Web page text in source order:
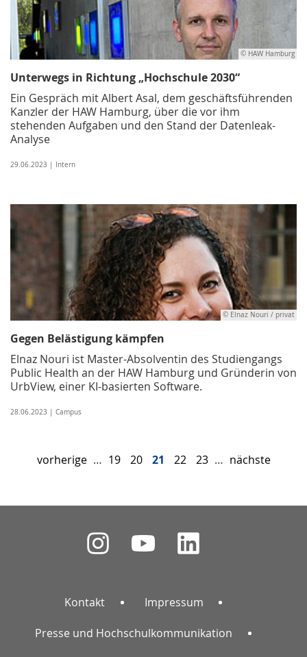
© HAW Hamburg
Unterwegs in Richtung „Hochschule 2030“
Ein Gespräch mit Albert Asal, dem geschäftsführenden
Kanzler der HAW Hamburg, über die vor ihm
stehenden Aufgaben und den Stand der Datenleak-
Analyse
29.06.2023 | Intern
© Elnaz Nouri / privat
Gegen Belästigung kämpfen
Elnaz Nouri ist Master-Absolventin des Studiengangs
Public Health an der HAW Hamburg und Gründerin von
UrbView, einer KI-basierten Software.
28.06.2023 | Campus
vorherige … 19 20 21 22 23 … nächste
Kontakt Impressum
Presse und Hochschulkommunikation